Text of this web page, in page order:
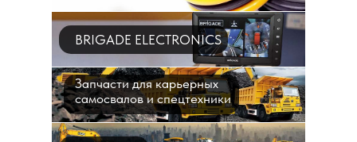
BRIGADE ELECTRONICS
Запчасти для карьерных
самосвалов и спецтехники